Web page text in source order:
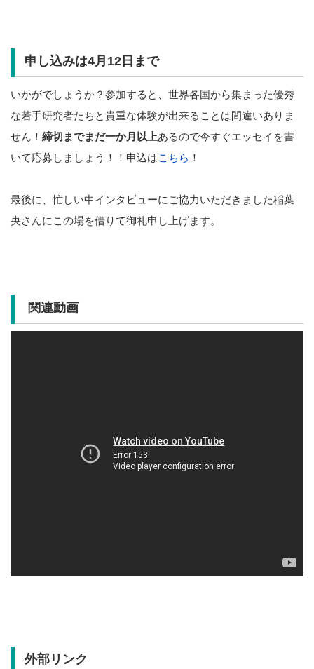
申し込みは4月12日まで
いかがでしょうか？参加すると、世界各国から集まった優秀
な若手研究者たちと貴重な体験が出来ることは間違いありま
せん！ 締切までまだ一か月以上あるので今すぐエッセイを書
いて応募しましょう！！申込はこちら ！
最後に、忙しい中インタビューにご協力いただきました稲葉
央さんにこの場を借りて御礼申し上げます。
関連動画
外部リンク